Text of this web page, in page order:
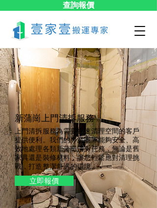
查詢報價
新蒲崗上門清拆服務
上門清拆服務為需要快速清理空間的客戶
提供便利。我們的專業團隊能夠安全、高
效地處理各類新蒲崗清拆任務，無論是舊
家具還是裝修材料，讓您輕鬆應對清理挑
戰，打造整潔舒適的環境。
立即報價